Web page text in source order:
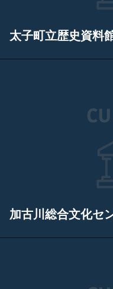
太子町立歴史資料
加古川総合文化セ